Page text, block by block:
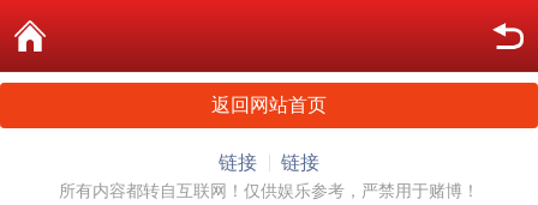
返回网站首页
链接 链接
所有内容都转自互联网！仅供娱乐参考，严禁用于赌博！